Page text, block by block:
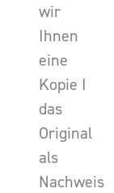
wir
Ihnen
eine
Kopie I
das
Original
als
Nachweis